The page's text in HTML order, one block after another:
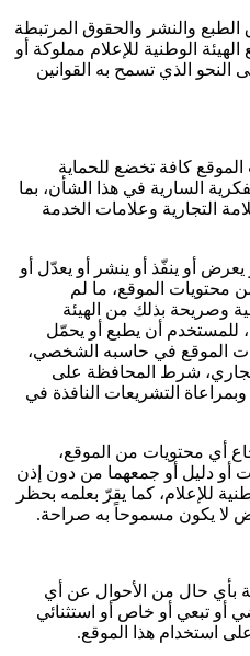
الطبع والنشر والحقوق المرتبطة
الوطنية للإعلام مملوكة أو
النحو الذي تسمح به القوانين
كافة تخضع للحماية
السارية في هذا الشأن، بما
التجارية وعلامات الخدمة
يعرض أو ينفّذ أو ينشر أو يعدّل أو
محتويات الموقع، ما لم
وصريحة بذلك من الهيئة
للمستخدم أن يطبع أو يحمّل
الموقع في حاسبه الشخصي،
شرط المحافظة على
التشريعات النافذة في
أي محتويات من الموقع،
أو دليل أو جمعهما من دون إذن
للإعلام، كما يقرّ بعلمه بحظر
لا يكون مسموحاً به صراحة.
بأي حال من الأحوال عن أي
أو تبعي أو خاص أو استثنائي
استخدام هذا الموقع.